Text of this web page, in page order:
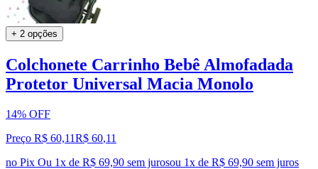
+ 2 opções
Colchonete Carrinho Bebê Almofadada
Protetor Universal Macia Monolo
14% OFF
Preço R$ 60,11R$ 60,11
no Pix Ou 1x de R$ 69,90 sem jurosou 1x de R$ 69,90 sem juros